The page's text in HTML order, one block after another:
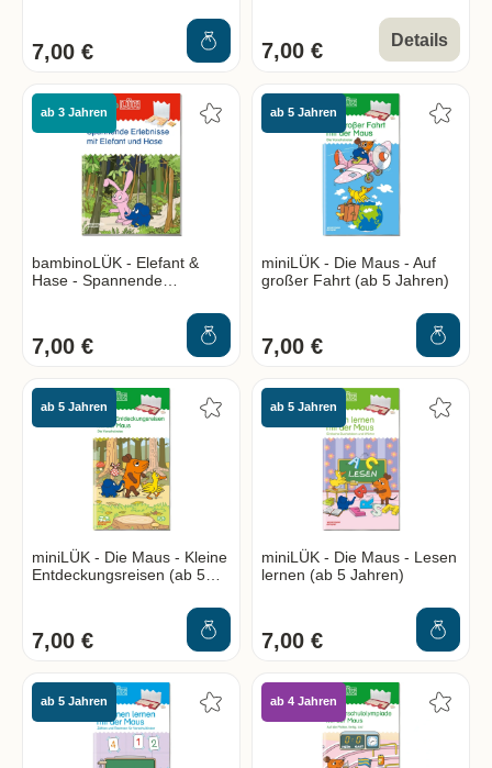
7,00 € 7,00 € Details
ab 3 Jahren
bambinoLÜK - Elefant &
Hase - Spannende
7,00 €
ab 5 Jahren
miniLÜK - Die Maus - Auf
großer Fahrt (ab 5 Jahren)
7,00 €
ab 5 Jahren
miniLÜK - Die Maus - Kleine
Entdeckungsreisen (ab 5
7,00 €
ab 5 Jahren
miniLÜK - Die Maus - Lesen
lernen (ab 5 Jahren)
7,00 €
ab 5 Jahren ab 4 Jahren